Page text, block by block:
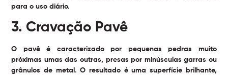
para o uso diário.
3. Cravação Pavê
O pavê é caracterizado por pequenas pedras muito
próximas umas das outras, presas por minúsculas garras ou
grânulos de metal. O resultado é uma superfície brilhante,